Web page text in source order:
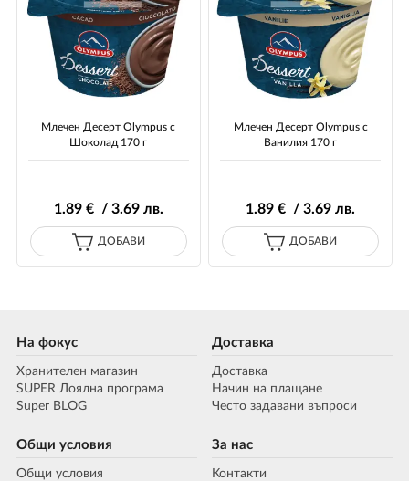
Млечен Десерт Olympus с
Шоколад 170 г
1.89€ / 3.69лв.
ДОБАВИ
Млечен Десерт Olympus с
Ванилия 170 г
1.89 € / 3.69 лв.
ДОБАВИ
На фокус
Хранителен магазин
SUPER Лоялна програма
Super BLOG
Доставка
Доставка
Начин на плащане
Често задавани въпроси
Общи условия
Общи условия
За нас
Контакти